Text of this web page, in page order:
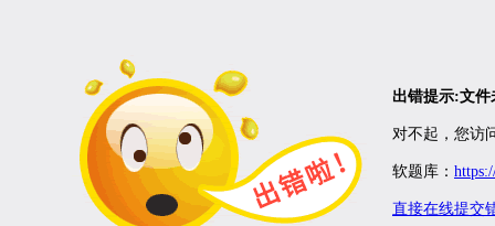
出错提示:文
对不起，您访
软题库：
直接在线提交